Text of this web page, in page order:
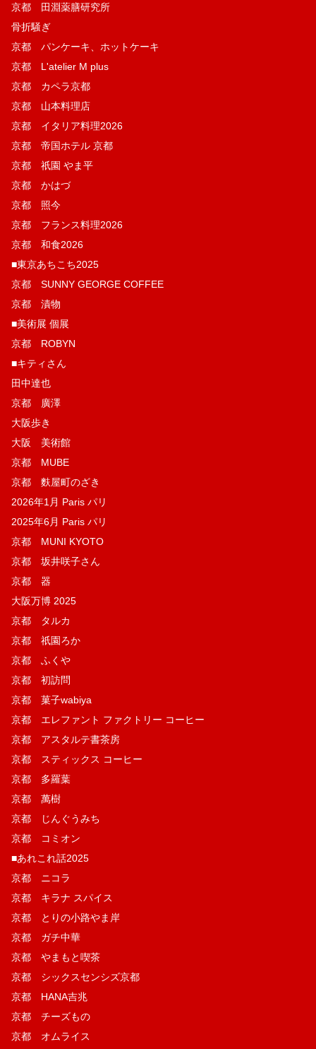
京都 田淵薬膳研究所
骨折騒ぎ
京都 パンケーキ、ホットケーキ
京都 L'atelier M plus
京都 カペラ京都
京都 山本料理店
京都 イタリア料理2026
京都 帝国ホテル 京都
京都 祇園 やま平
京都 かはづ
京都 照今
京都 フランス料理2026
京都 和食2026
■東京あちこち2025
京都 SUNNY GEORGE COFFEE
京都 漬物
■美術展 個展
京都 ROBYN
■キティさん
田中達也
京都 廣澤
大阪歩き
大阪 美術館
京都 MUBE
京都 麩屋町のざき
2026年1月 Paris パリ
2025年6月 Paris パリ
京都 MUNI KYOTO
京都 坂井咲子さん
京都 器
大阪万博 2025
京都 タルカ
京都 祇園ろか
京都 ふくや
京都 初訪問
京都 菓子wabiya
京都 エレファント ファクトリー コーヒー
京都 アスタルテ書茶房
京都 スティックス コーヒー
京都 多羅葉
京都 萬樹
京都 じんぐうみち
京都 コミオン
■あれこれ話2025
京都 ニコラ
京都 キラナ スパイス
京都 とりの小路やま岸
京都 ガチ中華
京都 やまもと喫茶
京都 シックスセンシズ京都
京都 HANA吉兆
京都 チーズもの
京都 オムライス